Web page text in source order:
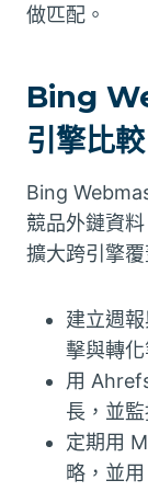
做匹配。
Bing
引擎比較
Bing
競品外鏈資
擴大跨引擎
建立週
擊與轉化
用
長，並
定期用
略，並